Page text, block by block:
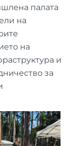
палата
на
на
и
за